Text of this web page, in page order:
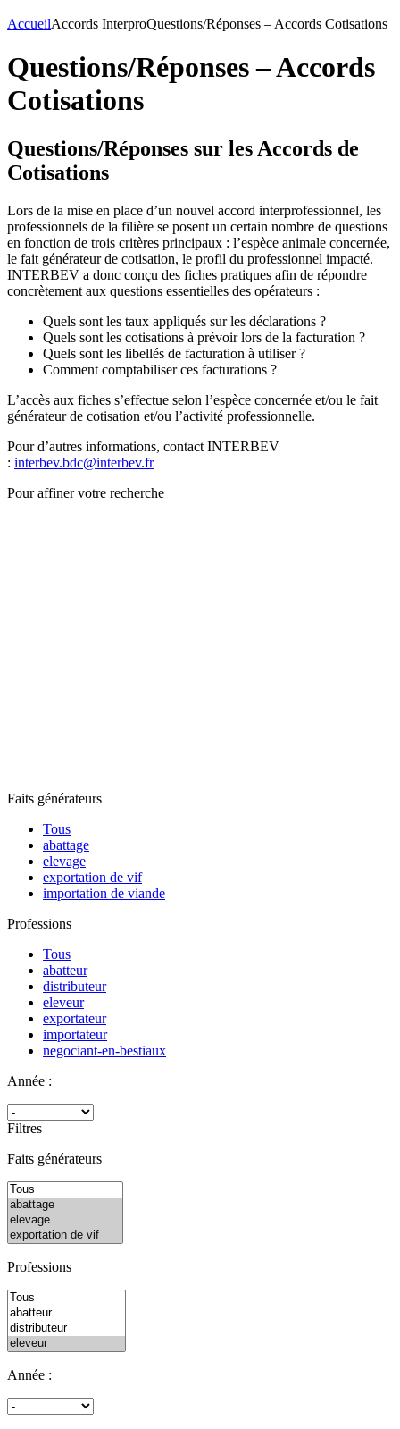
AccueilAccords InterproQuestions/Réponses – Accords Cotisations
Questions/Réponses – Accords
Cotisations
Questions/Réponses sur les Accords de
Cotisations
Lors de la mise en place d’un nouvel accord interprofessionnel, les
professionnels de la filière se posent un certain nombre de questions
en fonction de trois critères principaux : l’espèce animale concernée,
le fait générateur de cotisation, le profil du professionnel impacté.
INTERBEV a donc conçu des fiches pratiques afin de répondre
concrètement aux questions essentielles des opérateurs :
Quels sont les taux appliqués sur les déclarations ?
Quels sont les cotisations à prévoir lors de la facturation ?
Quels sont les libellés de facturation à utiliser ?
Comment comptabiliser ces facturations ?
L’accès aux fiches s’effectue selon l’espèce concernée et/ou le fait
générateur de cotisation et/ou l’activité professionnelle.
Pour d’autres informations, contact INTERBEV
: interbev.bdc@interbev.fr
Pour affiner votre recherche
Faits générateurs
Tous
abattage
elevage
exportation de vif
importation de viande
Professions
Tous
abatteur
distributeur
eleveur
exportateur
importateur
negociant-en-bestiaux
Année :
Filtres
Faits générateurs
Professions
Année :